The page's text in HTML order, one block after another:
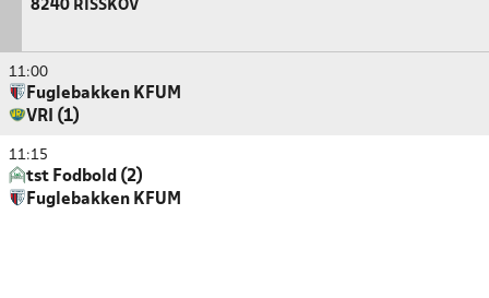
8240 RISSKOV
11:00
Fuglebakken KFUM
VRI (1)
11:15
tst Fodbold (2)
Fuglebakken KFUM